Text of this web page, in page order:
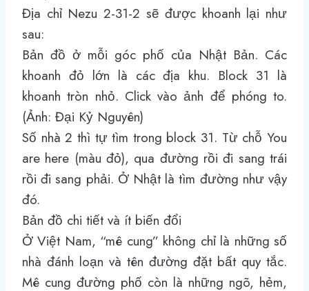
Địa chỉ Nezu 2-31-2 sẽ được khoanh lại như
sau:
Bản đồ ở mỗi góc phố của Nhật Bản. Các
khoanh đỏ lớn là các địa khu. Block 31 là
khoanh tròn nhỏ. Click vào ảnh để phóng to.
(Ảnh: Đại Kỷ Nguyên)
Số nhà 2 thì tự tìm trong block 31. Từ chỗ You
are here (màu đỏ), qua đường rồi đi sang trái
rồi đi sang phải. Ở Nhật là tìm đường như vậy
đó.
Bản đồ chi tiết và ít biến đổi
Ở Việt Nam, “mê cung” không chỉ là những số
nhà đánh loạn và tên đường đặt bất quy tắc.
Mê cung đường phố còn là những ngõ, hẻm,